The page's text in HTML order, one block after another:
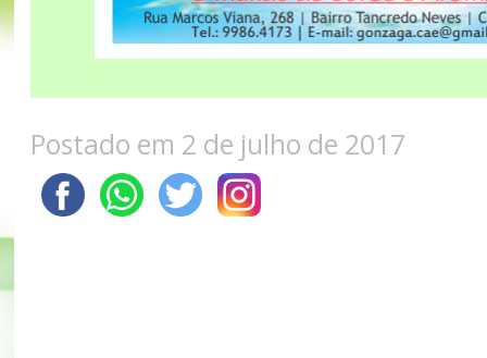
Postado em 2 de julho de 2017